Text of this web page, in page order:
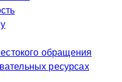
обращения
ресурсах